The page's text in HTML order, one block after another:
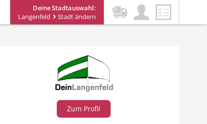
Deine Stadtauswahl:
Langenfeld
Stadt ändern
Zum Profil